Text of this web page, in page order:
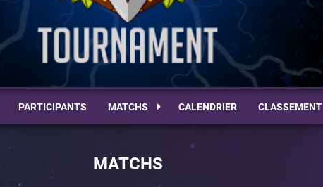
PARTICIPANTS MATCHS CALENDRIER CLASSEMENT
MATCHS